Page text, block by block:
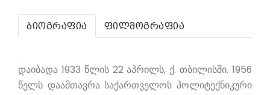
ბიოგრაფია ფილმოგრაფია
.
დაიბადა 1933 წლის 22 აპრილს, ქ. თბილისში. 1956
წელს დაამთავრა საქართველოს პოლიტექნიკური